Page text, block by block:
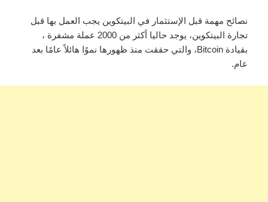
نصائح مهمة قبل الإستثمار في البيتكوين يجب العمل بها قبل
تجارة البيتكوين، يوجد حاليا أكثر من 2000 عملة مشفرة ،
بقيادة Bitcoin، والتي حققت منذ ظهورها نموًا هائلاً عامًا بعد
عام.